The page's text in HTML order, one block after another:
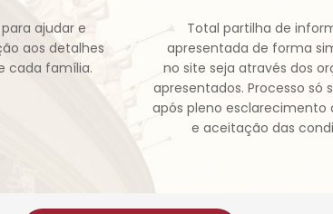
ajudar e
aos detalhes
cada família.
Total partilha de
apresentada de forma
no site seja através dos
apresentados. Processo só
após pleno esclarecimento
e aceitação das